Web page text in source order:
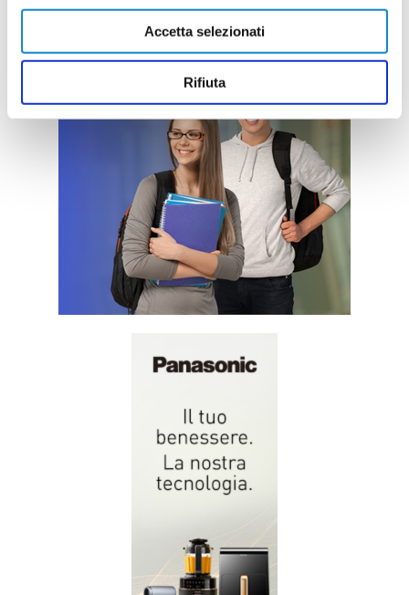
Accetta selezionati
Rifiuta